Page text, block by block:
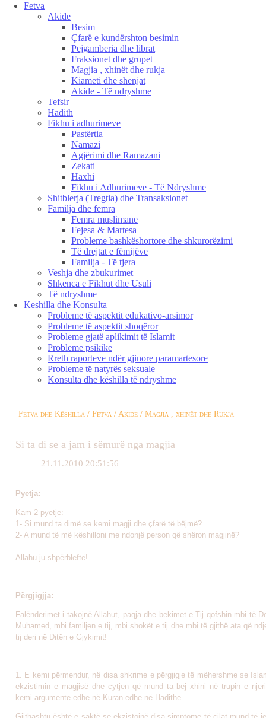
Fetva
Akide
Besim
Çfarë e kundërshton besimin
Pejgamberia dhe librat
Fraksionet dhe grupet
Magjia , xhinët dhe rukja
Kiameti dhe shenjat
Akide - Të ndryshme
Tefsir
Hadith
Fikhu i adhurimeve
Pastërtia
Namazi
Agjërimi dhe Ramazani
Zekati
Haxhi
Fikhu i Adhurimeve - Të Ndryshme
Shitblerja (Tregtia) dhe Transaksionet
Familja dhe femra
Femra muslimane
Fejesa & Martesa
Probleme bashkëshortore dhe shkurorëzimi
Të drejtat e fëmijëve
Familja - Të tjera
Veshja dhe zbukurimet
Shkenca e Fikhut dhe Usuli
Të ndryshme
Keshilla dhe Konsulta
Probleme të aspektit edukativo-arsimor
Probleme të aspektit shoqëror
Probleme gjatë aplikimit të Islamit
Probleme psikike
Rreth raporteve ndër gjinore paramartesore
Probleme të natyrës seksuale
Konsulta dhe këshilla të ndryshme
Fetva dhe Këshilla / Fetva / Akide / Magjia , xhinët dhe Rukja
Si ta di se a jam i sëmurë nga magjia
21.11.2010 20:51:56
Pyetja:
Kam 2 pyetje:
1- Si mund ta dimë se kemi magji dhe çfarë të bëjmë?
2- A mund të më këshilloni me ndonjë person që shëron magjinë?
Allahu ju shpërbleftë!
Përgjigjja:
Falënderimet i takojnë Allahut, paqja dhe bekimet e Tij qofshin mbi të
Muhamed, mbi familjen e tij, mbi shokët e tij dhe mbi të gjithë ata që
tij deri në Ditën e Gjykimit!
1. E kemi përmendur, në disa shkrime e përgjigje të mëhershme se
ekzistimin e magjisë dhe cytjen që mund ta bëj xhini në trupin e
kemi argumente edhe në Kuran edhe në Hadithe.